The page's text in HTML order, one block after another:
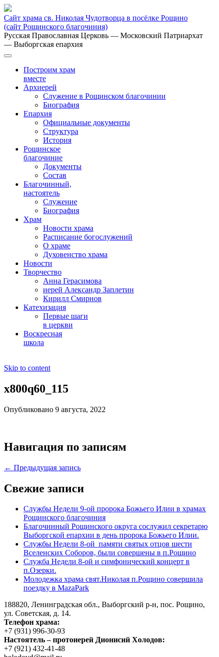
Сайт храма св. Николая Чудотворца в посёлке Рощино
(сайт Рощинского благочиния)
Русская Православная Церковь — Московский Патриархат
— Выборгская епархия
Построим храм
вместе
Архиерей
Служение в Рощинском благочинии
Биография
Епархия
Официальные документы
Структура
История
Рощинское
благочиние
Документы
Состав
Благочинный,
настоятель
Служение
Биография
Храм
Новости храма
Расписание богослужений
О храме
Духовенство храма
Новости
Творчество
Анна Герасимова
иерей Александр Заплетин
Кирилл Смирнов
Катехизация
Первые шаги
в церкви
Воскресная
школа
Skip to content
x800q60_115
Опубликовано 9 августа, 2022
Навигация по записям
← Предыдущая запись
Свежие записи
Службы Недели 9-ой пророка Божьего Илии в храмах
Рощинского благочиния
Благочинный Рощинского округа сослужил секретарю
Выборгской епархии в день пророка Божьего Илии.
Службы Недели 8-ой памяти святых отцов шести
Вселенских Соборов, были совершены в п.Рощино
Служба Недели 8-ой и симфонический концерт в
п.Озерки.
Молодежка храма свят.Николая п.Рощино совершила
поездку в MazaPark
188820, Ленинградская обл., Выборгский р-н, пос. Рощино,
ул. Советская, д. 14.
Телефон храма:
+7 (931) 996-30-93
Настоятель – протоиерей Дионисий Холодов:
+7 (921) 432-41-48